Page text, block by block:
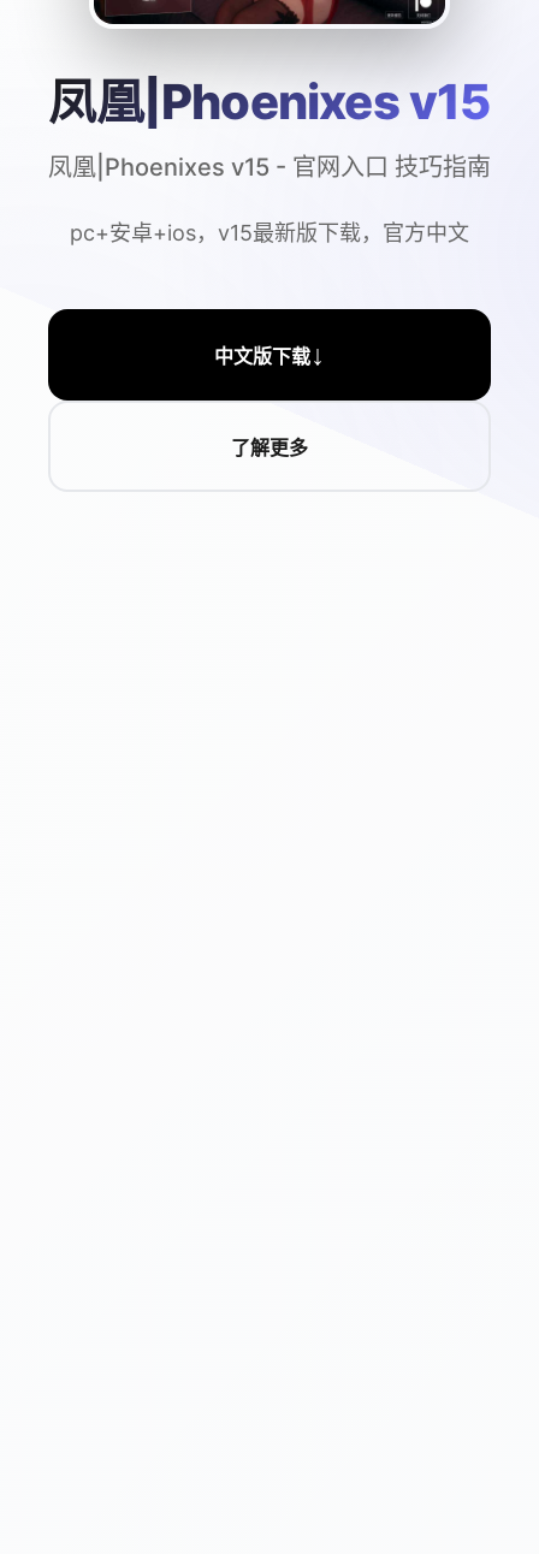
凤凰|Phoenixes v15
凤凰|Phoenixes v15 - 官网入口 技巧指南
pc+安卓+ios，v15最新版下载，官方中文
中文版下载↓
了解更多